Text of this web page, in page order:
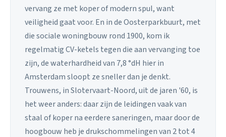
vervang ze met koper of modern spul, want
veiligheid gaat voor. En in de Oosterparkbuurt, met
die sociale woningbouw rond 1900, kom ik
regelmatig CV-ketels tegen die aan vervanging toe
zijn, de waterhardheid van 7,8 °dH hier in
Amsterdam sloopt ze sneller dan je denkt.
Trouwens, in Slotervaart-Noord, uit de jaren '60, is
het weer anders: daar zijn de leidingen vaak van
staal of koper na eerdere saneringen, maar door de
hoogbouw heb je drukschommelingen van 2 tot 4